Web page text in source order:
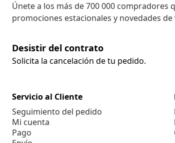
Únete a los más de 700 000 compradores
promociones estacionales y novedades de
Desistir del contrato
Solicita la cancelación de tu pedido.
Servicio al Cliente
Seguimiento del pedido
Mi cuenta
Pago